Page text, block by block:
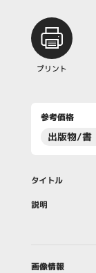
プリント
参考価格
出版物/書
タイトル
説明
画像情報